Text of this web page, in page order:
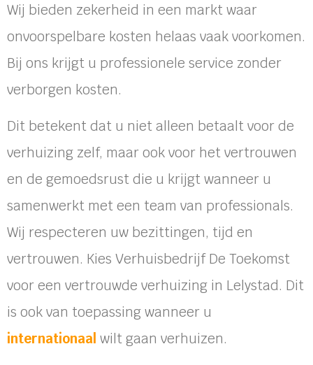
Wij bieden zekerheid in een markt waar
onvoorspelbare kosten helaas vaak voorkomen.
Bij ons krijgt u professionele service zonder
verborgen kosten.
Dit betekent dat u niet alleen betaalt voor de
verhuizing zelf, maar ook voor het vertrouwen
en de gemoedsrust die u krijgt wanneer u
samenwerkt met een team van professionals.
Wij respecteren uw bezittingen, tijd en
vertrouwen. Kies Verhuisbedrijf De Toekomst
voor een vertrouwde verhuizing in Lelystad. Dit
is ook van toepassing wanneer u
internationaal wilt gaan verhuizen.